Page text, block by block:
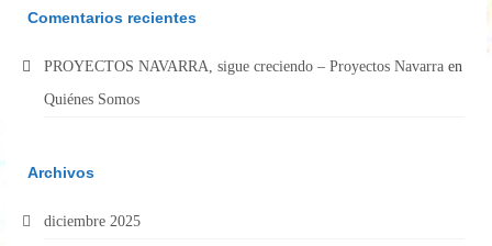
Comentarios recientes
PROYECTOS NAVARRA, sigue creciendo – Proyectos Navarra en
Quiénes Somos
Archivos
diciembre 2025